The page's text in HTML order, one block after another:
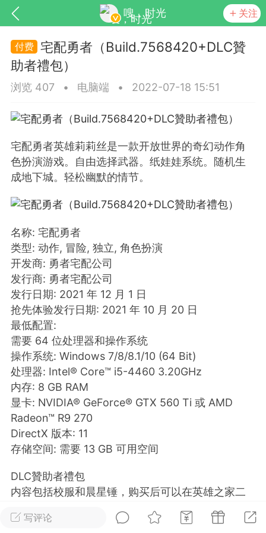
嗖，时光 关注
基于wordpress开发 你所看见
更新
排行 在线
实时动态 直播
Lv.8 极品会员 靓号
电脑端 外挂制作
该内容只允许登录的用户查看
写评论
宅配勇者（Build.7568420+DLC贊
助者禮包）
浏览 407 • 电脑端 • 2022-07-18 15:51
宅配勇者英雄莉莉丝是一款开放世界的奇幻动作角
色扮演游戏。自由选择武器。纸娃娃系统。随机生
成地下城。轻松幽默的情节。
名称: 宅配勇者
类型: 动作, 冒险, 独立, 角色扮演
开发商: 勇者宅配公司
发行商: 勇者宅配公司
发行日期: 2021 年 12 月 1 日
抢先体验发行日期: 2021 年 10 月 20 日
最低配置:
需要 64 位处理器和操作系统
操作系统: Windows 7/8/8.1/10 (64 Bit)
处理器: Intel® Core™ i5-4460 3.20GHz
内存: 8 GB RAM
显卡: NVIDIA® GeForce® GTX 560 Ti 或 AMD
Radeon™ R9 270
DirectX 版本: 11
存储空间: 需要 13 GB 可用空间
DLC贊助者禮包
内容包括校服和晨星锤，购买后可以在英雄之家二
注意：如果你是一个筹款赞助商，你将得到它免